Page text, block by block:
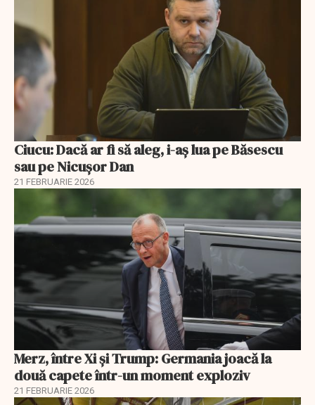
Ciucu: Dacă ar fi să aleg, i-aș lua pe Băsescu
sau pe Nicușor Dan
21 FEBRUARIE 2026
Merz, între Xi și Trump: Germania joacă la
două capete într-un moment exploziv
21 FEBRUARIE 2026